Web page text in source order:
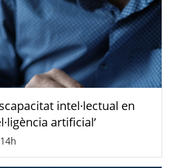
intel·lectual en
artificial’
14h